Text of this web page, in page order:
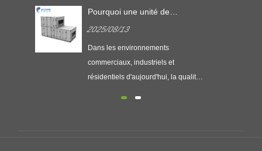
Pourquoi une unité de
est-elle le choix optimal pour
les systèmes de CVC
moderne?
2025/08/13
Dans les environnements
commerciaux, industriels et
résidentiels d'aujourd'hui, la qualité